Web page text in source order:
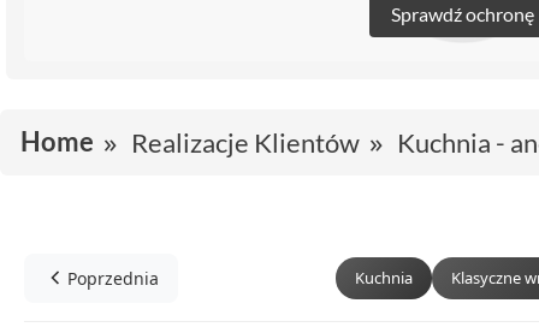
Sprawdź ochronę
Home Realizacje Klientów Kuchnia -
Poprzednia Kuchnia Klasyczne